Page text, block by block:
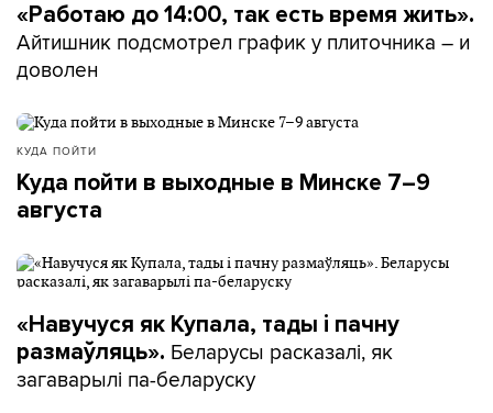
«Работаю до 14:00, так есть время жить».
Айтишник подсмотрел график у плиточника – и
доволен
КУДА ПОЙТИ
Куда пойти в выходные в Минске 7–9
августа
«Навучуся як Купала, тады і пачну
размаўляць». Беларусы расказалі, як
загаварылі па-беларуску